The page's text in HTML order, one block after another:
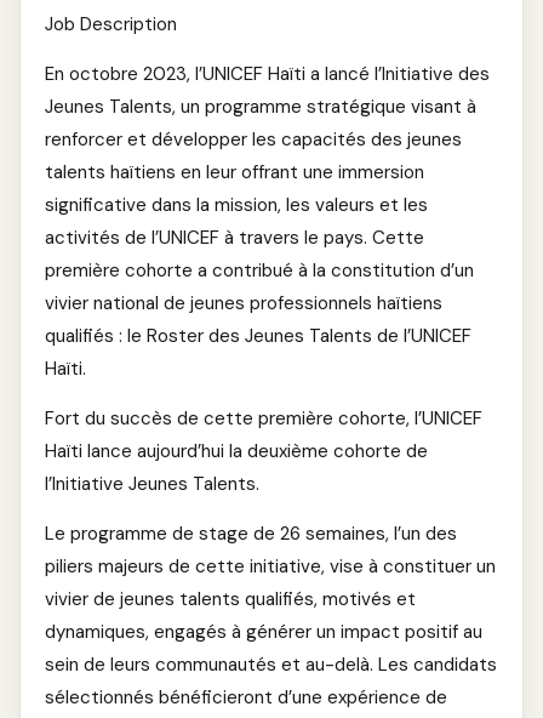
Job Description
En octobre 2023, l’UNICEF Haïti a lancé l’Initiative des
Jeunes Talents, un programme stratégique visant à
renforcer et développer les capacités des jeunes
talents haïtiens en leur offrant une immersion
significative dans la mission, les valeurs et les
activités de l’UNICEF à travers le pays. Cette
première cohorte a contribué à la constitution d’un
vivier national de jeunes professionnels haïtiens
qualifiés : le Roster des Jeunes Talents de l’UNICEF
Haïti.
Fort du succès de cette première cohorte, l’UNICEF
Haïti lance aujourd’hui la deuxième cohorte de
l’Initiative Jeunes Talents.
Le programme de stage de 26 semaines, l’un des
piliers majeurs de cette initiative, vise à constituer un
vivier de jeunes talents qualifiés, motivés et
dynamiques, engagés à générer un impact positif au
sein de leurs communautés et au-delà. Les candidats
sélectionnés bénéficieront d’une expérience de